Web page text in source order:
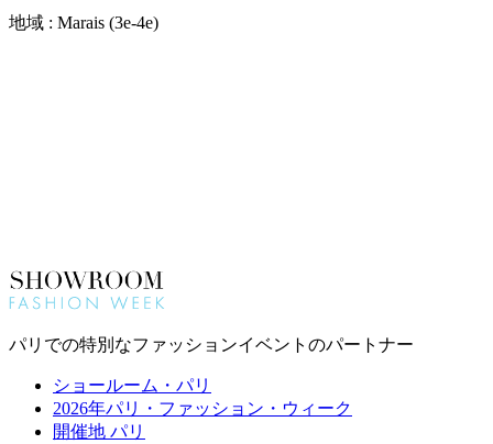
地域 : Marais (3e-4e)
パリでの特別なファッションイベントのパートナー
ショールーム・パリ
2026年パリ・ファッション・ウィーク
開催地 パリ